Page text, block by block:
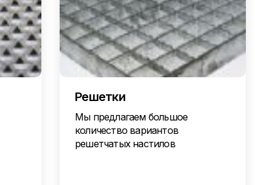
Решетки
Мы предлагаем большое
количество вариантов
решетчатых настилов